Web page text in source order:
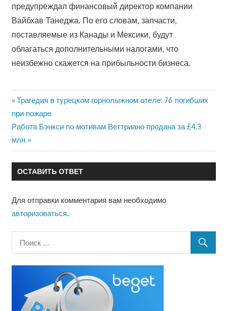
предупреждал финансовый директор компании
Вайбхав Танеджа. По его словам, запчасти,
поставляемые из Канады и Мексики, будут
облагаться дополнительными налогами, что
неизбежно скажется на прибыльности бизнеса.
Навигация
по
записям
Предыдущая
запись:
Трагедия в турецком горнолыжном отеле: 76 погибших
при пожаре
Следующая
запись:
Работа Бэнкси по мотивам Веттриано продана за £4,3
млн
ОСТАВИТЬ ОТВЕТ
Для отправки комментария вам необходимо
авторизоваться.